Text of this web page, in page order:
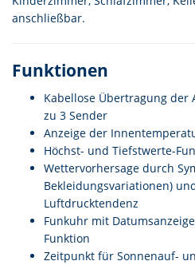
anschließbar.
Funktionen
Kabellose Übertragung
zu 3 Sender
Anzeige der
Höchst- und Tiefstwerte-
Wettervorhersage durch
Bekleidungsvariationen)
Luftdrucktendenz
Funkuhr mit
Funktion
Zeitpunkt für Sonnenauf-